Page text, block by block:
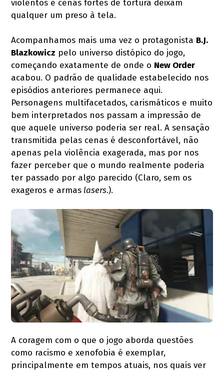
violentos e cenas fortes de tortura deixam
qualquer um preso à tela.
Acompanhamos mais uma vez o protagonista B.J.
Blazkowicz pelo universo distópico do jogo,
começando exatamente de onde o New Order
acabou. O padrão de qualidade estabelecido nos
episódios anteriores permanece aqui.
Personagens multifacetados, carismáticos e muito
bem interpretados nos passam a impressão de
que aquele universo poderia ser real. A sensação
transmitida pelas cenas é desconfortável, não
apenas pela violência exagerada, mas por nos
fazer perceber que o mundo realmente poderia
ter passado por algo parecido (Claro, sem os
exageros e armas lasers.).
A coragem com o que o jogo aborda questões
como racismo e xenofobia é exemplar,
principalmente em tempos atuais, nos quais ver